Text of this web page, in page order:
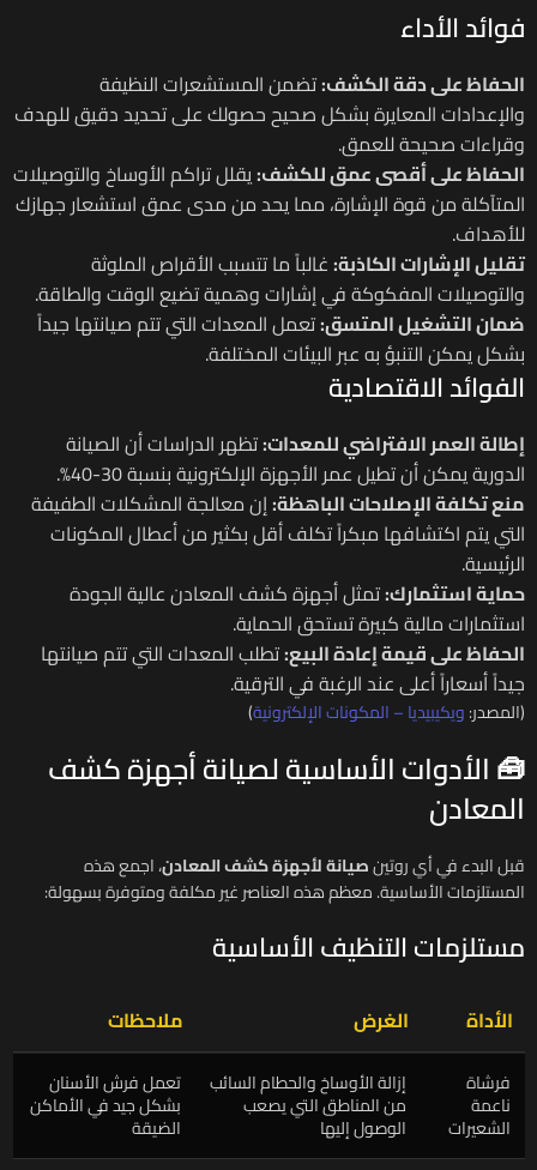
فوائد الأداء
الحفاظ على دقة الكشف:تضمن المستشعرات النظيفة
والإعدادات المعايرة بشكل صحيح حصولك على تحديد دقيق للهدف
وقراءات صحيحة للعمق.
الحفاظ على أقصى عمق للكشف:يقلل تراكم الأوساخ والتوصيلات
المتآكلة من قوة الإشارة، مما يحد من مدى عمق استشعار جهازك
للأهداف.
تقليل الإشارات الكاذبة:غالباً ما تتسبب الأقراص الملوثة
والتوصيلات المفكوكة في إشارات وهمية تضيع الوقت والطاقة.
ضمان التشغيل المتسق:تعمل المعدات التي تتم صيانتها جيداً
بشكل يمكن التنبؤ به عبر البيئات المختلفة.
الفوائد الاقتصادية
إطالة العمر الافتراضي للمعدات:تظهر الدراسات أن الصيانة
الدورية يمكن أن تطيل عمر الأجهزة الإلكترونية بنسبة 30-40%.
منع تكلفة الإصلاحات الباهظة:إن معالجة المشكلات الطفيفة
التي يتم اكتشافها مبكراً تكلف أقل بكثير من أعطال المكونات
الرئيسية.
حماية استثمارك:تمثل أجهزة كشف المعادن عالية الجودة
استثمارات مالية كبيرة تستحق الحماية.
الحفاظ على قيمة إعادة البيع:تطلب المعدات التي تتم صيانتها
جيداً أسعاراً أعلى عند الرغبة في الترقية.
(المصدر:ويكيبيديا – المكونات الإلكترونية)
🧰 الأدوات الأساسية لصيانة أجهزة كشف
المعادن
قبل البدء في أي روتينصيانة لأجهزة كشف المعادن، اجمع هذه
المستلزمات الأساسية. معظم هذه العناصر غير مكلفة ومتوفرة بسهولة:
مستلزمات التنظيف الأساسية
الأداة الغرض ملاحظات
فرشاة
ناعمة
الشعيرات
إزالة الأوساخ والحطام السائب
من المناطق التي يصعب
الوصول إليها
تعمل فرش الأسنان
بشكل جيد في الأماكن
الضيقة